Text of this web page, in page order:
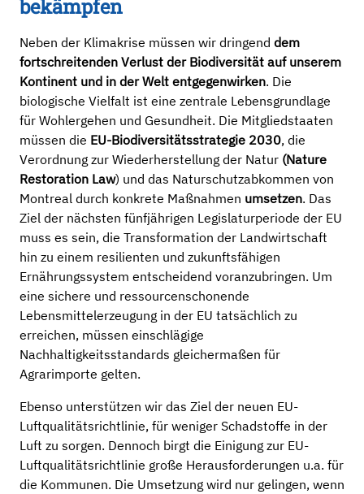
bekämpfen
Neben der Klimakrise müssen wir dringend dem
fortschreitenden Verlust der Biodiversität auf unserem
Kontinent und in der Welt entgegenwirken. Die
biologische Vielfalt ist eine zentrale Lebensgrundlage
für Wohlergehen und Gesundheit. Die Mitgliedstaaten
müssen die EU-Biodiversitätsstrategie 2030, die
Verordnung zur Wiederherstellung der Natur (Nature
Restoration Law) und das Naturschutzabkommen von
Montreal durch konkrete Maßnahmen umsetzen. Das
Ziel der nächsten fünfjährigen Legislaturperiode der EU
muss es sein, die Transformation der Landwirtschaft
hin zu einem resilienten und zukunftsfähigen
Ernährungssystem entscheidend voranzubringen. Um
eine sichere und ressourcenschonende
Lebensmittelerzeugung in der EU tatsächlich zu
erreichen, müssen einschlägige
Nachhaltigkeitsstandards gleichermaßen für
Agrarimporte gelten.
Ebenso unterstützen wir das Ziel der neuen EU-
Luftqualitätsrichtlinie, für weniger Schadstoffe in der
Luft zu sorgen. Dennoch birgt die Einigung zur EU-
Luftqualitätsrichtlinie große Herausforderungen u.a. für
die Kommunen. Die Umsetzung wird nur gelingen, wenn